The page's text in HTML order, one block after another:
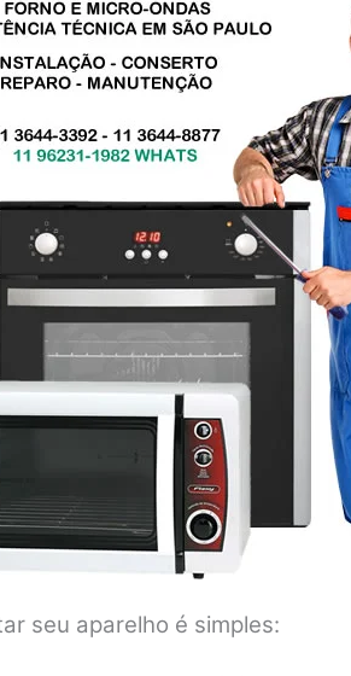
seu aparelho é simples: